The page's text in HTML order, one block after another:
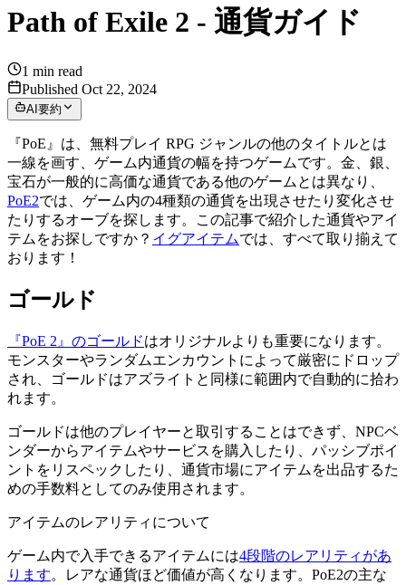
Path of Exile 2 - 通貨ガイド
1 min read
Published Oct 22, 2024
AI要約
『PoE』は、無料プレイ RPG ジャンルの他のタイトルとは
一線を画す、ゲーム内通貨の幅を持つゲームです。金、銀、
宝石が一般的に高価な通貨である他のゲームとは異なり、
PoE2では、ゲーム内の4種類の通貨を出現させたり変化させ
たりするオーブを探します。この記事で紹介した通貨やアイ
テムをお探しですか？ イグアイテムでは、すべて取り揃えて
おります！
ゴールド
『PoE 2』のゴールドはオリジナルよりも重要になります。
モンスターやランダムエンカウントによって厳密にドロップ
され、ゴールドはアズライトと同様に範囲内で自動的に拾わ
れます。
ゴールドは他のプレイヤーと取引することはできず、NPCベ
ンダーからアイテムやサービスを購入したり、パッシブポイ
ントをリスペックしたり、通貨市場にアイテムを出品するた
めの手数料としてのみ使用されます。
アイテムのレアリティについて
ゲーム内で入手できるアイテムには4段階のレアリティがあ
ります。レアな通貨ほど価値が高くなります。PoE2の主な